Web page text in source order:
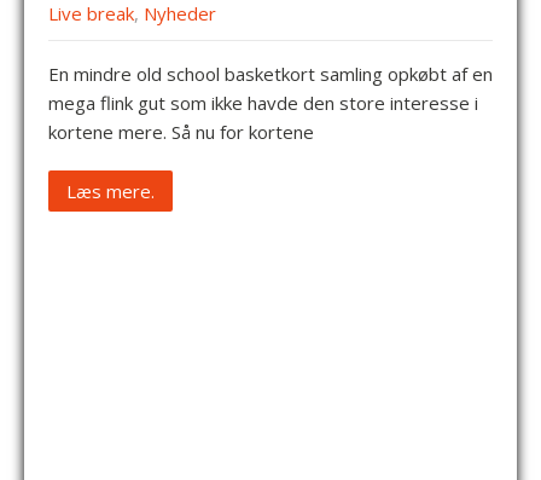
Live break, Nyheder
En mindre old school basketkort samling opkøbt af en
mega flink gut som ikke havde den store interesse i
kortene mere. Så nu for kortene
Læs mere.